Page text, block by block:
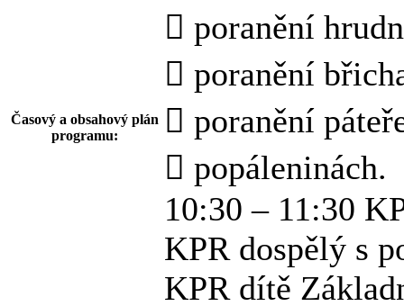
Časový a obsahový plán
programu:
 poranění
 poranění
 poranění
 popáleninách.
10:30 – 11:30
KPR dospělý s
KPR dítě